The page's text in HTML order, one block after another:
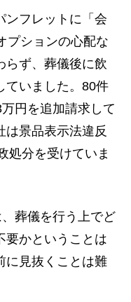
フレットに「会
プションの心配な
らず、葬儀後に飲
ていました。80件
円を追加請求して
は景品表示法違反
処分を受けていま
葬儀を行う上でど
要かということは
に見抜くことは難